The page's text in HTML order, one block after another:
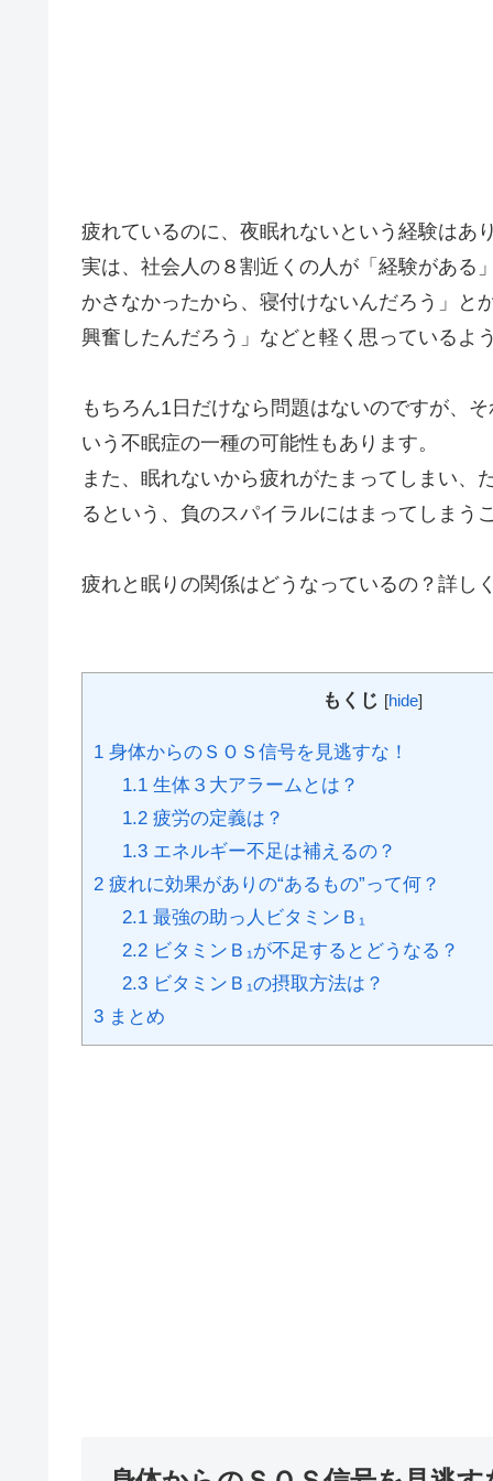
疲れているのに、夜眠れないという経験はあ
実は、社会人の８割近くの人が「経験がある
かさなかったから、寝付けないんだろう」と
興奮したんだろう」などと軽く思っているよ
もちろん1日だけなら問題はないのですが、
いう不眠症の一種の可能性もあります。
また、眠れないから疲れがたまってしまい
るという、負のスパイラルにはまってしまう
疲れと眠りの関係はどうなっているの？詳し
もくじ [hide]
1 身体からのＳＯＳ信号を見逃すな！
1.1生体３大アラームとは？
1.2疲労の定義は？
1.3エネルギー不足は補えるの？
2 疲れに効果がありの“あるもの”って何？
2.1最強の助っ人ビタミンＢ₁
2.2ビタミンＢ₁が不足するとどうなる？
2.3ビタミンＢ₁の摂取方法は？
3 まとめ